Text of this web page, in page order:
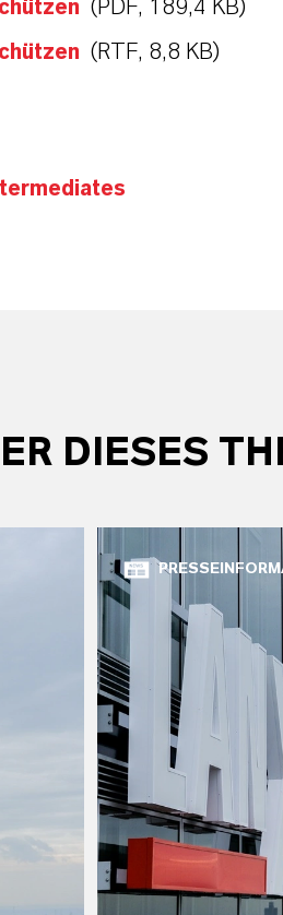
(PDF, 189,4 KB)
(RTF, 8,8 KB)
DIESES